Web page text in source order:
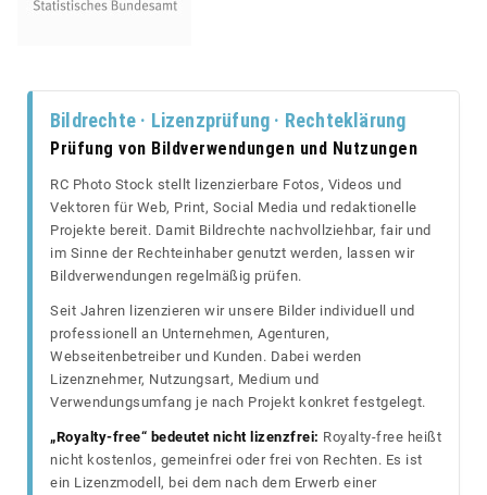
Bildrechte · Lizenzprüfung · Rechteklärung
Prüfung von Bildverwendungen und Nutzungen
RC Photo Stock stellt lizenzierbare Fotos, Videos und
Vektoren für Web, Print, Social Media und redaktionelle
Projekte bereit. Damit Bildrechte nachvollziehbar, fair und
im Sinne der Rechteinhaber genutzt werden, lassen wir
Bildverwendungen regelmäßig prüfen.
Seit Jahren lizenzieren wir unsere Bilder individuell und
professionell an Unternehmen, Agenturen,
Webseitenbetreiber und Kunden. Dabei werden
Lizenznehmer, Nutzungsart, Medium und
Verwendungsumfang je nach Projekt konkret festgelegt.
„Royalty-free“ bedeutet nicht lizenzfrei: Royalty-free heißt
nicht kostenlos, gemeinfrei oder frei von Rechten. Es ist
ein Lizenzmodell, bei dem nach dem Erwerb einer